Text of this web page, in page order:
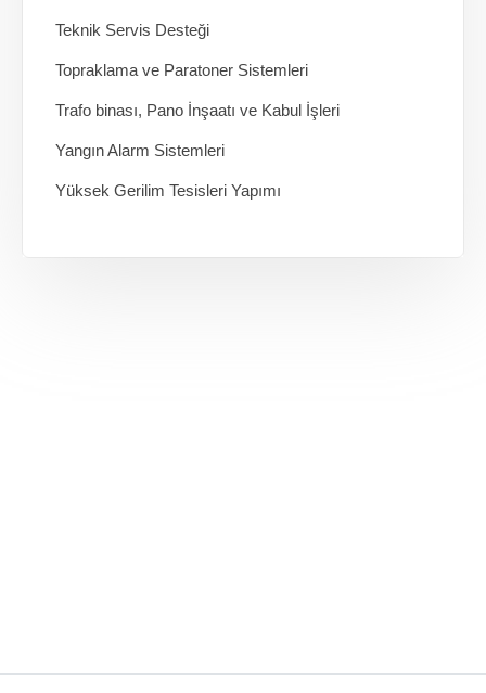
Teknik Servis Desteği
Topraklama ve Paratoner Sistemleri
Trafo binası, Pano İnşaatı ve Kabul İşleri
Yangın Alarm Sistemleri
Yüksek Gerilim Tesisleri Yapımı